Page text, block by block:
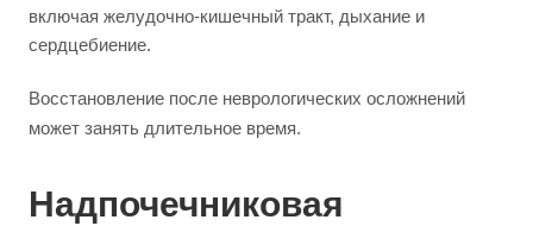
включая желудочно-кишечный тракт, дыхание и
сердцебиение.
Восстановление после неврологических осложнений
может занять длительное время.
Надпочечниковая